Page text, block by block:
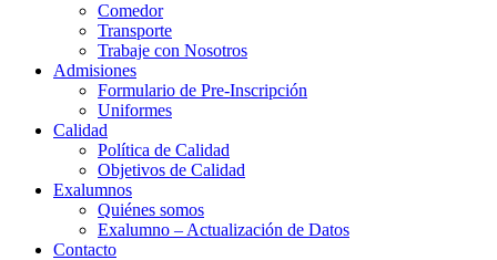
Comedor
Transporte
Trabaje con Nosotros
Admisiones
Formulario de Pre-Inscripción
Uniformes
Calidad
Política de Calidad
Objetivos de Calidad
Exalumnos
Quiénes somos
Exalumno – Actualización de Datos
Contacto